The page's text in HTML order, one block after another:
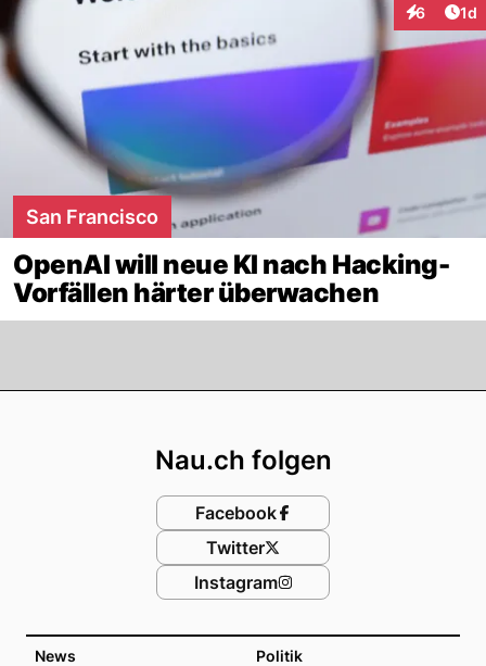
6 1d
San Francisco
OpenAI will neue KI nach Hacking-
Vorfällen härter überwachen
News Politik
Nau.ch folgen
Facebook
Twitter
Instagram